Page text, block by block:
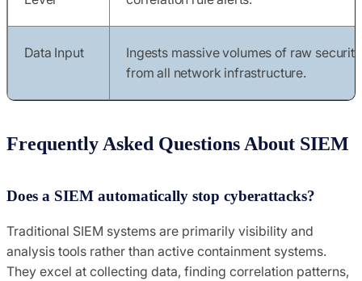
Data Input
Ingests massive volumes of raw
from all network infrastructure.
Frequently Asked Questions About SIEM
Does a SIEM automatically stop cyberattacks?
Traditional SIEM systems are primarily visibility and
analysis tools rather than active containment systems.
They excel at collecting data, finding correlation patterns,